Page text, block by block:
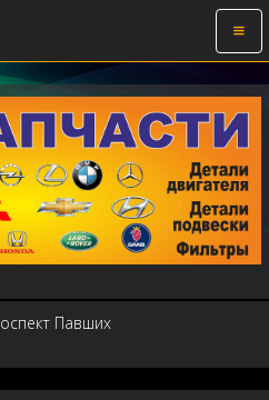
Павших